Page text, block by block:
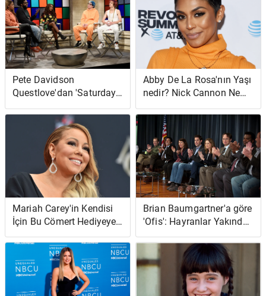
Pete Davidson
Questlove'dan 'Saturday
Night Live'da' Onu
'Gerçekten Vurmak' İstiyor
Abby De La Rosa'nın Yaşı
nedir? Nick Cannon Ne
Kadar Yaşlı?
Mariah Carey'in Kendisi
İçin Bu Cömert Hediyeye
Ayda 100.000 Dolar
Harcadığı Bildirildi
Brian Baumgartner'a göre
'Ofis': Hayranlar Yakında
Yeniden Bir Araya
Gelebilir; 'Gürlemeleri
Duydum'